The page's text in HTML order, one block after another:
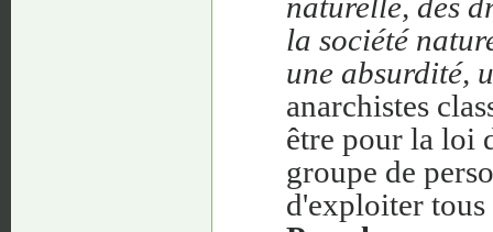
la société
une absurdité,
anarchistes
être pour la loi
groupe de
d'exploiter tous